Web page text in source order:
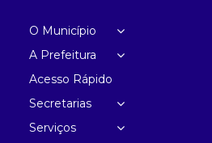
O Município
A Prefeitura
Acesso Rápido
Secretarias
Serviços